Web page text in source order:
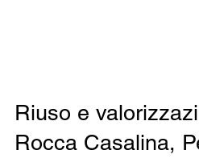
Riuso e
Rocca Casalina,